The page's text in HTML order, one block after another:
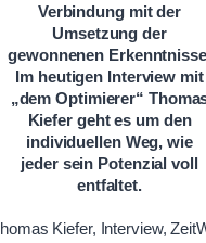
Verbindung mit der
Umsetzung der
gewonnenen
Im heutigen Interview mit
„dem Optimierer“
Kiefergeht es um den
individuellen Weg, wie
jeder sein Potenzial voll
entfaltet.